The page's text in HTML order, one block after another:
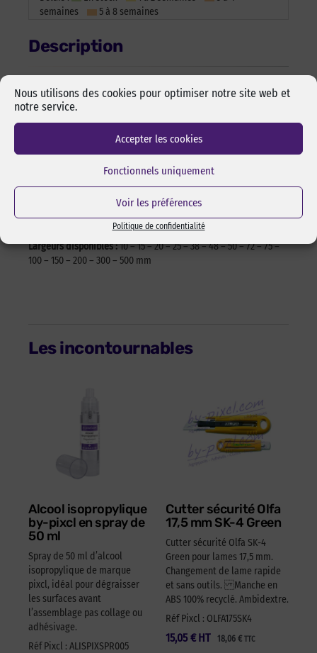
Nous utilisons des cookies pour optimiser notre site web et
notre service.
Accepter les cookies
Fonctionnels uniquement
Voir les préférences
Politique de confidentialité
semaines
5 à 8 semaines
Description
Le ruban adhésif aluminium est conçu pour avoir une excellente
résistance aux températures basses et élevées (de -30°C à
Caractéristiques
Composition adhésif :Acrylique
Composition support :Aluminium
Largeurs disponibles :10 – 15 – 20 – 25 – 38 – 48 – 50 – 72 – 75 –
100 – 150 – 200 – 300 – 500 mm
Les incontournables
Alcool isopropylique
by-pixcl en spray de
50 ml
Spray de 50 ml d’alcool
isopropylique de marque
pixcl, idéal pour dégraisser
les surfaces avant
l’assemblage pas collage ou
adhésivage.
Réf Pixcl : ALISPIXSPR005
Cutter sécurité Olfa
17,5 mm SK-4 Green
Cutter sécurité Olfa SK-4
Green pour lames 17,5 mm.
Changement de lame rapide
et sans outils. Manche en
ABS 100% recyclé. Ambidextre.
Réf Pixcl : OLFA175SK4
15,05 € 18,06 € TTC
HT